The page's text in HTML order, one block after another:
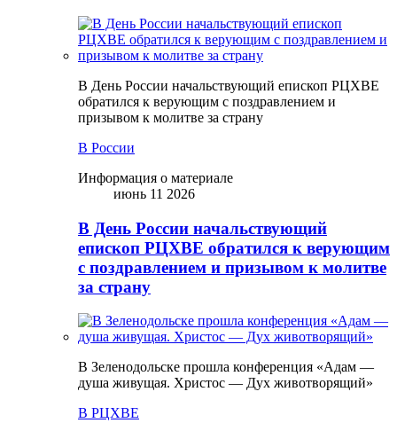
В День России начальствующий епископ РЦХВЕ
обратился к верующим с поздравлением и
призывом к молитве за страну
В России
Информация о материале
июнь 11 2026
В День России начальствующий
епископ РЦХВЕ обратился к верующим
с поздравлением и призывом к молитве
за страну
В Зеленодольске прошла конференция «Адам —
душа живущая. Христос — Дух животворящий»
В РЦХВЕ